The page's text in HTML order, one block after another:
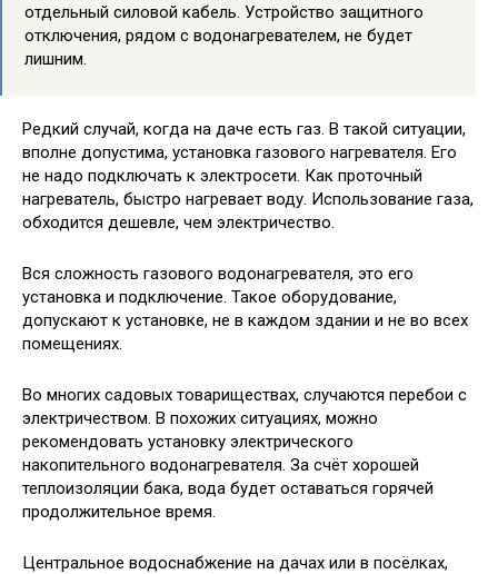
отдельный силовой кабель. Устройство защитного
отключения, рядом с водонагревателем, не будет
лишним.
Редкий случай, когда на даче есть газ. В такой ситуации,
вполне допустима, установка газового нагревателя. Его
не надо подключать к электросети. Как проточный
нагреватель, быстро нагревает воду. Использование газа,
обходится дешевле, чем электричество.
Вся сложность газового водонагревателя, это его
установка и подключение. Такое оборудование,
допускают к установке, не в каждом здании и не во всех
помещениях.
Во многих садовых товариществах, случаются перебои с
электричеством. В похожих ситуациях, можно
рекомендовать установку электрического
накопительного водонагревателя. За счёт хорошей
теплоизоляции бака, вода будет оставаться горячей
продолжительное время.
Центральное водоснабжение на дачах или в посёлках,